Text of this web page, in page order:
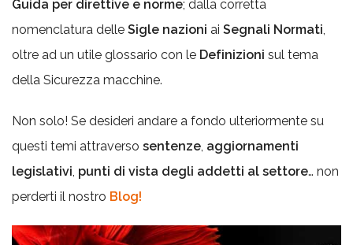
Guida per direttive e norme; dalla corretta
nomenclatura delle Sigle nazioni ai Segnali Normati,
oltre ad un utile glossario con le Definizioni sul tema
della Sicurezza macchine.
Non solo! Se desideri andare a fondo ulteriormente su
questi temi attraverso sentenze, aggiornamenti
legislativi, punti di vista degli addetti al settore… non
perderti il nostro Blog!